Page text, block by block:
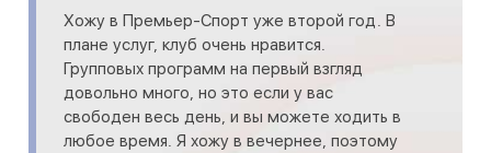
Хожу в Премьер-Спорт уже второй год. В
плане услуг, клуб очень нравится.
Групповых программ на первый взгляд
довольно много, но это если у вас
свободен весь день, и вы можете ходить в
любое время. Я хожу в вечернее, поэтому